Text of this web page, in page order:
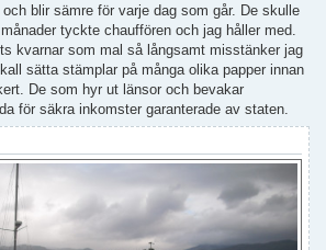
blir sämre för varje dag som går. De skulle
tyckte chauffören och jag håller med.
kvarnar som mal så långsamt misstänker jag
sätta stämplar på många olika papper innan
De som hyr ut länsor och bevakar
för säkra inkomster garanterade av staten.